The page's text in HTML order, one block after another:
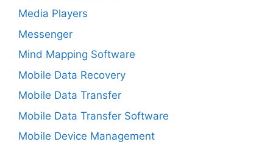
Media Players
Messenger
Mind Mapping Software
Mobile Data Recovery
Mobile Data Transfer
Mobile Data Transfer Software
Mobile Device Management